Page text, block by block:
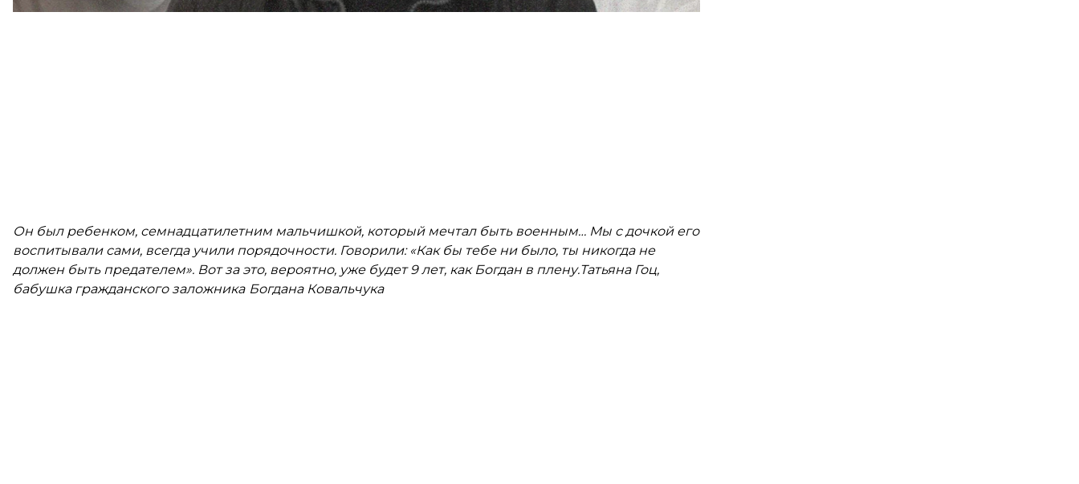
Он был ребенком, семнадцатилетним мальчишкой, который мечтал быть военным… Мы с дочкой его
воспитывали сами, всегда учили порядочности. Говорили: «Как бы тебе ни было, ты никогда не
должен быть предателем». Вот за это, вероятно, уже будет 9 лет, как Богдан в плену.Татьяна Гоц,
бабушка гражданского заложника Богдана Ковальчука